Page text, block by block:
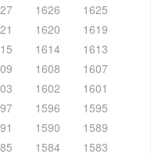
1626
1625
1620
1619
1614
1613
1608
1607
1602
1601
1596
1595
1590
1589
1584 1583